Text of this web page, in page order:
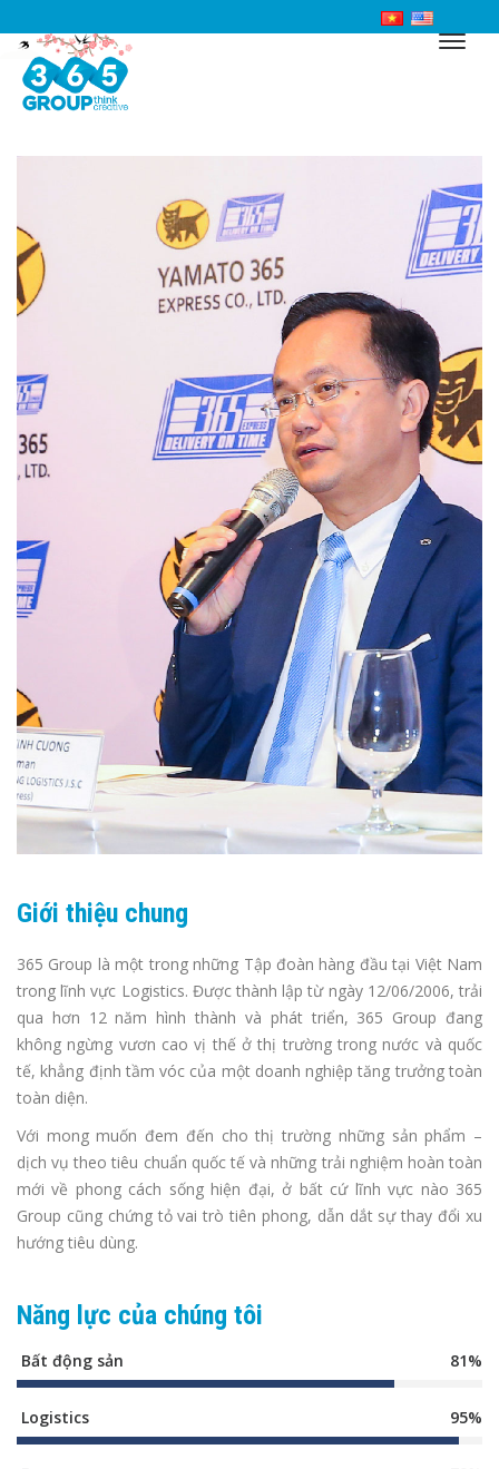
Giới thiệu chung
365 Group là một trong những Tập đoàn hàng đầu tại Việt Nam
trong lĩnh vực Logistics. Được thành lập từ ngày 12/06/2006, trải
qua hơn 12 năm hình thành và phát triển, 365 Group đang
không ngừng vươn cao vị thế ở thị trường trong nước và quốc
tế, khẳng định tầm vóc của một doanh nghiệp tăng trưởng toàn
toàn diện.
Với mong muốn đem đến cho thị trường những sản phẩm –
dịch vụ theo tiêu chuẩn quốc tế và những trải nghiệm hoàn toàn
mới về phong cách sống hiện đại, ở bất cứ lĩnh vực nào 365
Group cũng chứng tỏ vai trò tiên phong, dẫn dắt sự thay đổi xu
hướng tiêu dùng.
Năng lực của chúng tôi
Bất động sản 81%
Logistics 95%